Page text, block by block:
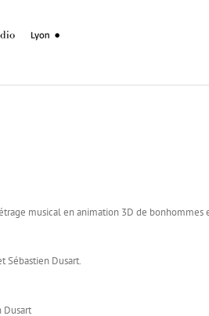
musical en animation 3D de bonhommes
Sébastien Dusart.
Dusart